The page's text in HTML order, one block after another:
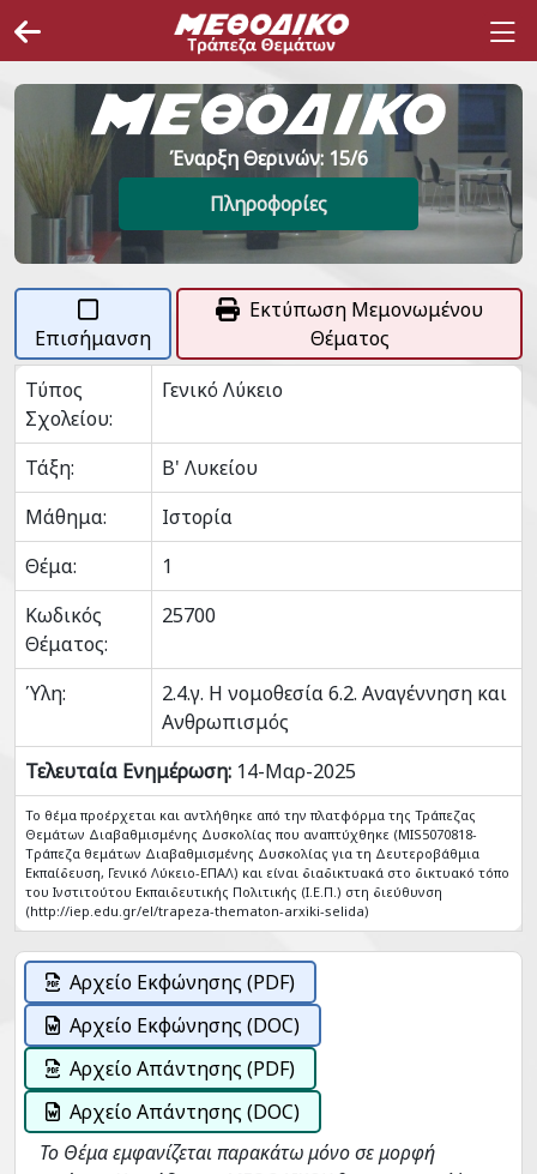
Έναρξη Θερινών: 15/6
Πληροφορίες
Επισήμανση
Εκτύπωση Μεμονωμένου
Θέματος
Τύπος
Σχολείου:
Γενικό Λύκειο
Τάξη:
Β' Λυκείου
Μάθημα:
Ιστορία
Θέμα:
1
Κωδικός
Θέματος:
25700
Ύλη:
2.4.γ. Η νομοθεσία 6.2. Αναγέννηση και
Ανθρωπισμός
Τελευταία Ενημέρωση: 14-Μαρ-2025
Το θέμα προέρχεται και αντλήθηκε από την πλατφόρμα της Τράπεζας
Θεμάτων Διαβαθμισμένης Δυσκολίας που αναπτύχθηκε (MIS5070818-
Tράπεζα θεμάτων Διαβαθμισμένης Δυσκολίας για τη Δευτεροβάθμια
Εκπαίδευση, Γενικό Λύκειο-ΕΠΑΛ) και είναι διαδικτυακά στο δικτυακό τόπο
του Ινστιτούτου Εκπαιδευτικής Πολιτικής (Ι.Ε.Π.) στη διεύθυνση
(http://iep.edu.gr/el/trapeza-thematon-arxiki-selida)
Αρχείο Εκφώνησης (PDF)
Αρχείο Εκφώνησης (DOC)
Αρχείο Απάντησης (PDF)
Αρχείο Απάντησης (DOC)
Το Θέμα εμφανίζεται παρακάτω μόνο σε μορφή